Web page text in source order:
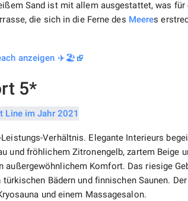
Sand ist mit allem ausgestattet, was für
die sich in die Ferne des Meeres
anzeigen ✈️🏖️
5*
Verhältnis. Elegante Interieurs
und fröhlichem Zitronengelb, zartem Beige
außergewöhnlichem Komfort. Das riesige
Bädern und finnischen Saunen.
und einem Massagesalon.